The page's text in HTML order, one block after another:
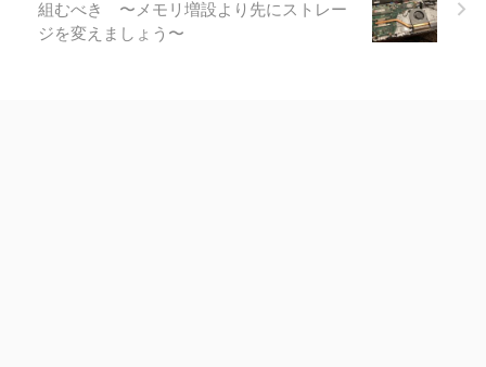
組むべき 〜メモリ増設より先にストレー
ジを変えましょう〜